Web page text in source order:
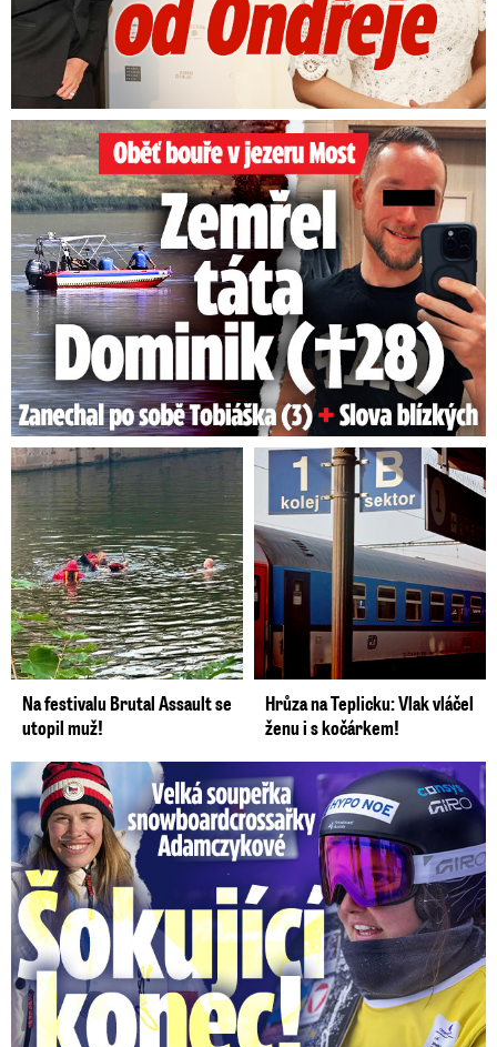
Oběť bouře v jezeru Most: Zemřel táta Dominik (†28)
Na festivalu Brutal Assault se
utopil muž!
Hrůza na Teplicku: Vlak vláčel
ženu i s kočárkem!
Velká soupeřka Adamczykové: Šokující konec!